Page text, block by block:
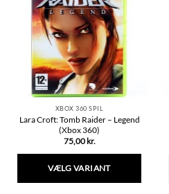
Mulighederne
kan
vælges
på
varesiden
XBOX 360 SPIL
Lara Croft: Tomb Raider – Legend
(Xbox 360)
75,00 kr.
VÆLG VARIANT